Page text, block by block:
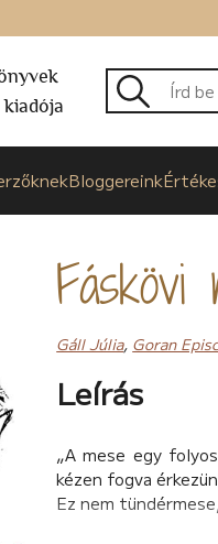
Bloggereink
Fáskövi
Gáll Júlia, Goran
Leírás
„A mese egy
kézen fogva
Ez nem